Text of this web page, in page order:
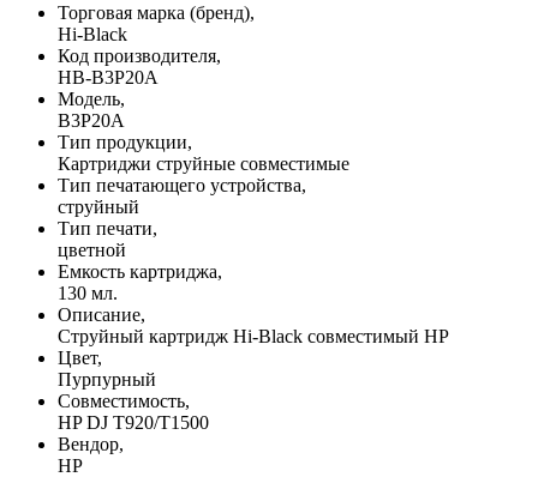
Торговая марка (бренд),
Hi-Black
Код производителя,
HB-B3P20A
Модель,
B3P20A
Тип продукции,
Картриджи струйные совместимые
Тип печатающего устройства,
струйный
Тип печати,
цветной
Емкость картриджа,
130 мл.
Описание,
Струйный картридж Hi-Black совместимый HP
Цвет,
Пурпурный
Совместимость,
HP DJ T920/T1500
Вендор,
HP